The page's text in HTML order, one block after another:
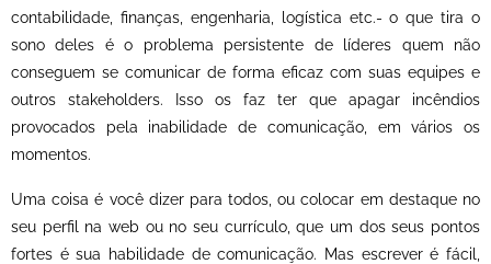
contabilidade, finanças, engenharia, logística etc.- o que tira o
sono deles é o problema persistente de líderes quem não
conseguem se comunicar de forma eficaz com suas equipes e
outros stakeholders. Isso os faz ter que apagar incêndios
provocados pela inabilidade de comunicação, em vários os
momentos.
Uma coisa é você dizer para todos, ou colocar em destaque no
seu perfil na web ou no seu currículo, que um dos seus pontos
fortes é sua habilidade de comunicação. Mas escrever é fácil,